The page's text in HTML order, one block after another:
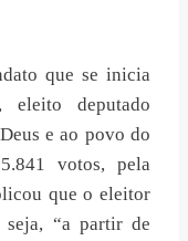
que se inicia
eleito deputado
e ao povo do
votos, pela
que o eleitor
seja, “a partir de